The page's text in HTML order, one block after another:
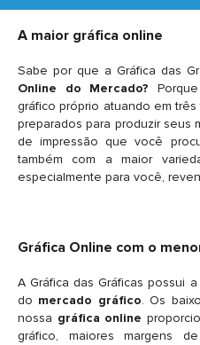
A maior gráfica online
Sabe por que a Gráfica das
Online do Mercado?
gráfico próprio atuando em
preparados para produzir seus
de impressão que você
também com a maior
especialmente para você,
Gráfica Online com o
A Gráfica das Gráficas possui
do mercado gráfico. Os
nossa gráfica online
gráfico, maiores margens